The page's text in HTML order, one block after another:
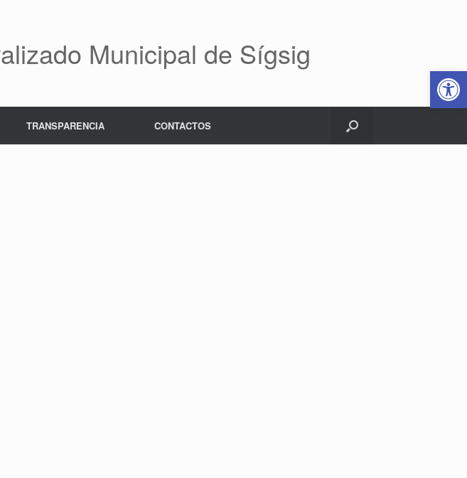
Abrir
Municipal de Sígsig
TRANSPARENCIA CONTACTOS